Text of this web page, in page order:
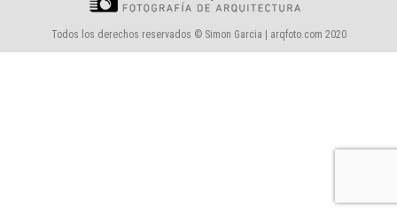
Todos los derechos reservados © Simon Garcia | arqfoto.com 2020